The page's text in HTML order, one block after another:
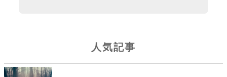
人気記事